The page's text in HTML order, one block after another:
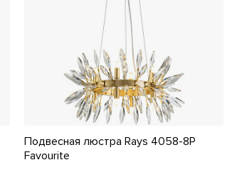
Подвесная люстра Rays 4058-8P
Favourite